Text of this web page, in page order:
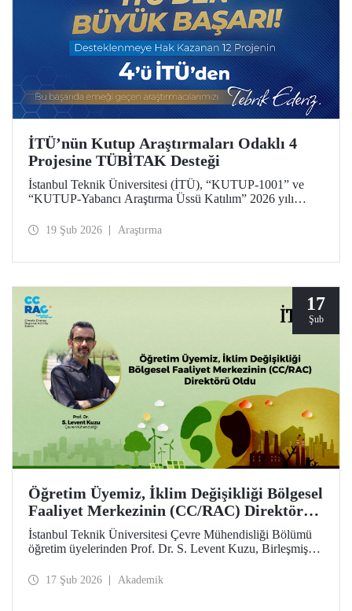
İTÜ’nün Kutup Araştırmaları Odaklı 4
Projesine TÜBİTAK Desteği
İstanbul Teknik Üniversitesi (İTÜ), “KUTUP-1001” ve
“KUTUP-Yabancı Araştırma Üssü Katılım” 2026 yılı
kazandı. Toplam 12 proje arasında İTÜ’den 4 projenin yer
19 Şub 2026 Araştırma
17
Şub
Öğretim Üyemiz, İklim Değişikliği Bölgesel
Faaliyet Merkezinin (CC/RAC) Direktörü
Oldu
İstanbul Teknik Üniversitesi Çevre Mühendisliği Bölümü
öğretim üyelerinden Prof. Dr. S. Levent Kuzu, Birleşmiş
(UNEP/MAP) bünyesinde faaliyet gösteren İklim
17 Şub 2026 Akademik